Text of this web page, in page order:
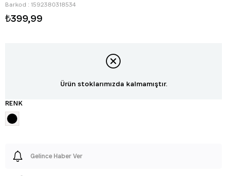
Barkod : 1592380318534
₺399,99
Ürün stoklarımızda kalmamıştır.
RENK
Gelince Haber Ver